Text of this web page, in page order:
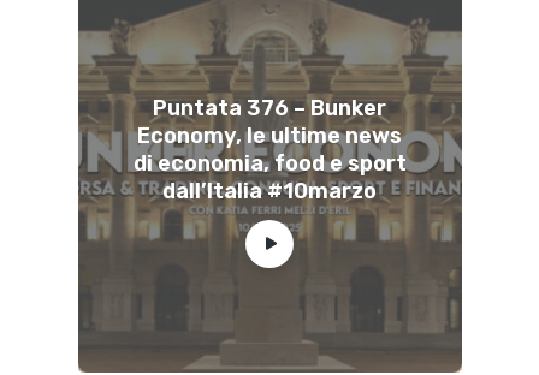
Puntata 376 – Bunker
Economy, le ultime news
di economia, food e sport
dall’Italia #10marzo